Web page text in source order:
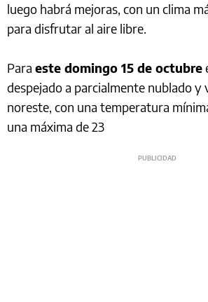
luego habrá mejoras, con un clima
para disfrutar al aire libre.
Para este domingo 15 de octubre
despejado a parcialmente nublado y
noreste, con una temperatura
una máxima de 23